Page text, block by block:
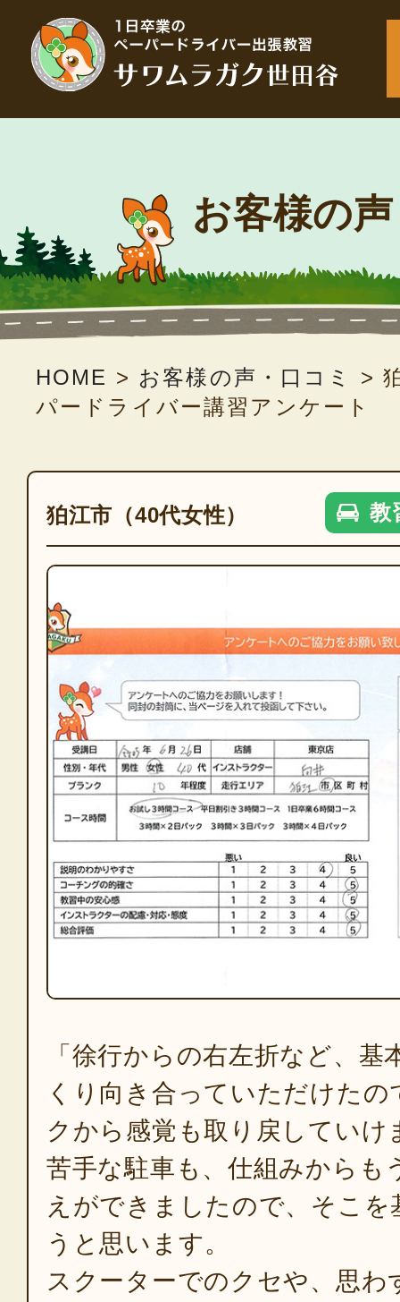
お客様の
HOME > お客様の声・口コミ >
パードライバー講習アンケート
狛江市（40代女性） 教
「徐行からの右左折など、
くり向き合っていただけた
クから感覚も取り戻していけ
苦手な駐車も、仕組みからも
えができましたので、そこ
うと思います。
スクーターでのクセや、思わ